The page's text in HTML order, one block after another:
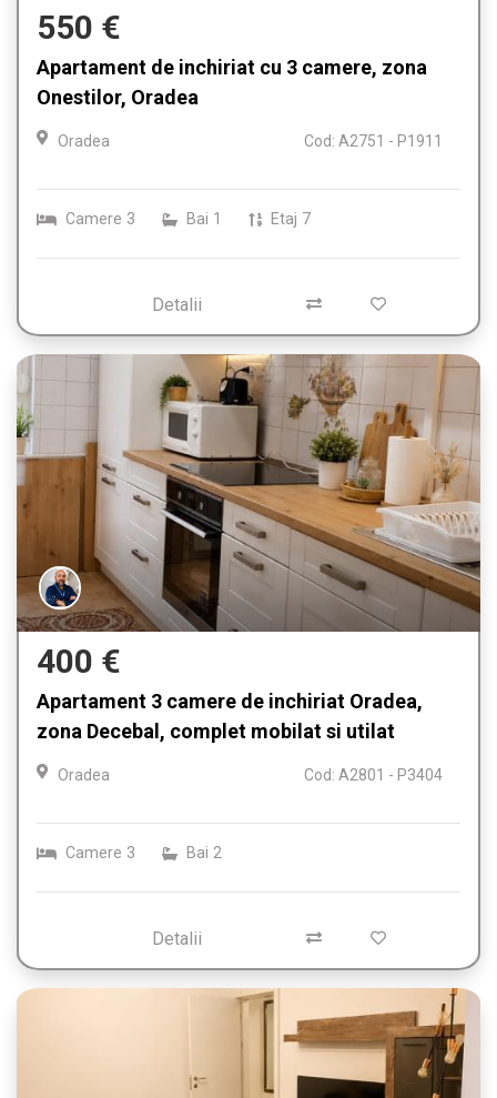
550 €
Apartament de inchiriat cu 3 camere, zona
Onestilor, Oradea
Oradea Cod: A2751 - P1911
Camere 3 Bai 1 Etaj 7
Detalii
400 €
Apartament 3 camere de inchiriat Oradea,
zona Decebal, complet mobilat si utilat
Oradea Cod: A2801 - P3404
Camere 3 Bai 2
Detalii